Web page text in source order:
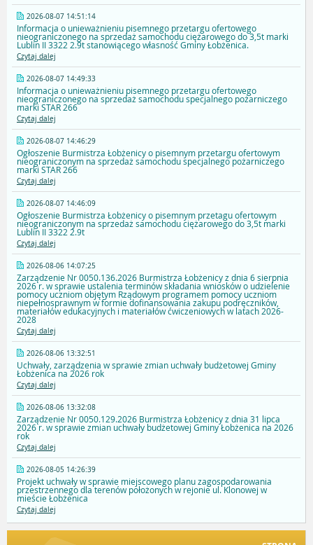
2026-08-07 14:51:14
Informacja o unieważnieniu pisemnego przetargu ofertowego
nieograniczonego na sprzedaż samochodu ciężarowego do 3,5t marki
Lublin II 3322 2.9t stanowiącego własność Gminy Łobżenica.
Czytaj dalej
2026-08-07 14:49:33
Informacja o unieważnieniu pisemnego przetargu ofertowego
nieograniczonego na sprzedaż samochodu specjalnego pożarniczego
marki STAR 266
Czytaj dalej
2026-08-07 14:46:29
Ogłoszenie Burmistrza Łobżenicy o pisemnym przetargu ofertowym
nieograniczonym na sprzedaż samochodu specjalnego pożarniczego
marki STAR 266
Czytaj dalej
2026-08-07 14:46:09
Ogłoszenie Burmistrza Łobżenicy o pisemnym przetagu ofertowym
nieograniczonym na sprzedaż samochodu ciężarowego do 3,5t marki
Lublin II 3322 2.9t
Czytaj dalej
2026-08-06 14:07:25
Zarządzenie Nr 0050.136.2026 Burmistrza Łobżenicy z dnia 6 sierpnia
2026 r. w sprawie ustalenia terminów składania wniosków o udzielenie
pomocy uczniom objętym Rządowym programem pomocy uczniom
niepełnosprawnym w formie dofinansowania zakupu podręczników,
materiałów edukacyjnych i materiałów ćwiczeniowych w latach 2026-
2028
Czytaj dalej
2026-08-06 13:32:51
Uchwały, zarządzenia w sprawie zmian uchwały budżetowej Gminy
Łobżenica na 2026 rok
Czytaj dalej
2026-08-06 13:32:08
Zarządzenie Nr 0050.129.2026 Burmistrza Łobżenicy z dnia 31 lipca
2026 r. w sprawie zmian uchwały budżetowej Gminy Łobżenica na 2026
rok
Czytaj dalej
2026-08-05 14:26:39
Projekt uchwały w sprawie miejscowego planu zagospodarowania
przestrzennego dla terenów położonych w rejonie ul. Klonowej w
mieście Łobżenica
Czytaj dalej